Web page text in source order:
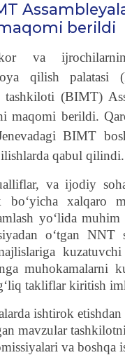
berildi
va
qilish palatasi
(BIMT)
maqomi berildi.
BIMT
qabul qilindi.
va ijodiy
xalqaro
yo‘lida muhim
o‘tgan
muhokamalarni
takliflar kiritish
ishtirok etishdan
mavzular
va boshqa